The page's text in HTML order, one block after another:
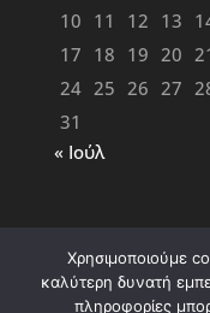
10 11 12 13
17 18 19 20
24 25 26 27
31
« Ιούλ
Χρησιμοποιούμε
καλύτερη δυνατή
πληροφορίες